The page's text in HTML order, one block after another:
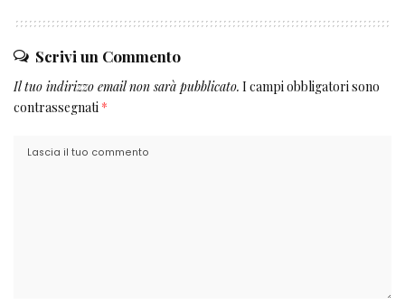
Scrivi un Commento
Il tuo indirizzo email non sarà pubblicato. I campi obbligatori sono
contrassegnati *